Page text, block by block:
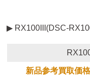
▶ RX100III(DSC-
新品参考買取価格